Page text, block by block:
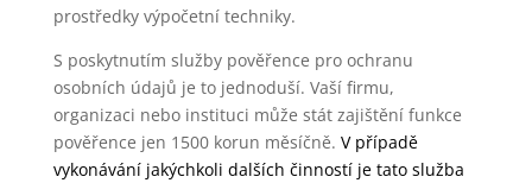
prostředky výpočetní techniky.
S poskytnutím služby pověřence pro ochranu
osobních údajů je to jednoduší. Vaší firmu,
organizaci nebo instituci může stát zajištění funkce
pověřence jen 1500 korun měsíčně. V případě
vykonávání jakýchkoli dalších činností je tato služba